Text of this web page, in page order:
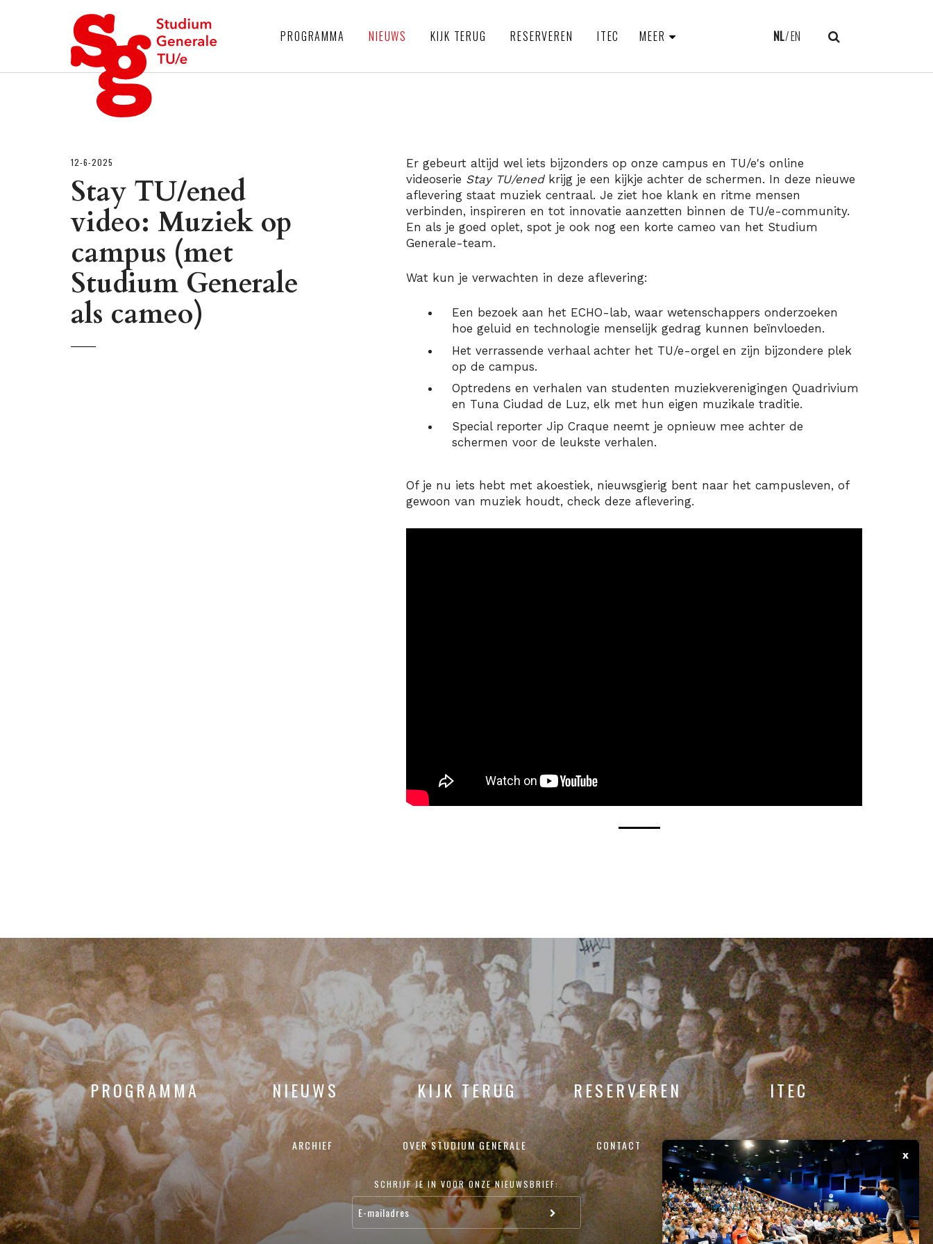
PROGRAMMA NIEUWS KIJK TERUG RESERVEREN ITEC MEER NL EN
12-6-2025
Stay TU/ened
video: Muziek op
campus (met
Studium Generale
als cameo)
Er gebeurt altijd wel iets bijzonders op onze campus en TU/e's online
videoserie Stay TU/enedkrijg je een kijkje achter de schermen. In deze nieuwe
aflevering staat muziek centraal. Je ziet hoe klank en ritme mensen
verbinden, inspireren en tot innovatie aanzetten binnen de TU/e-community.
En als je goed oplet, spot je ook nog een korte cameo van het Studium
Generale-team.
Wat kun je verwachten in deze aflevering:
Een bezoek aan het ECHO-lab, waar wetenschappers onderzoeken
hoe geluid en technologie menselijk gedrag kunnen beïnvloeden.
Het verrassende verhaal achter het TU/e-orgel en zijn bijzondere plek
op de campus.
Optredens en verhalen van studenten muziekverenigingen Quadrivium
en Tuna Ciudad de Luz, elk met hun eigen muzikale traditie.
Special reporter Jip Craque neemt je opnieuw mee achter de
schermen voor de leukste verhalen.
Of je nu iets hebt met akoestiek, nieuwsgierig bent naar het campusleven, of
gewoon van muziek houdt, check deze aflevering.
PROGRAMMA NIEUWS KIJK TERUG RESERVEREN ITEC
ARCHIEF OVER STUDIUM GENERALE CONTACT
SCHRIJF JE IN VOOR ONZE NIEUWSBRIEF:
x